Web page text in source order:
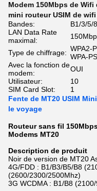
Modem 150Mbps de Wifi
mini routeur USIM de
Bandes:
B1/3/5/
LAN Data Rate
maximal:
Type de chiffrage: WPA2-
WPA-
Avec la fonction de
modem:
OUI
Utilisateur:
10
SIM Card Slot:
1
Fente de MT20 USIM
le voyage
Routeur sans fil
Modems MT20
Description de produit
Noir de version de MT20
4G/FDD : B1/B3/B5/B8
(2600/2300/2500Mhz)
3G WCDMA : B1/B8